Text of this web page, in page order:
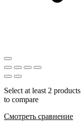
Select at least 2 products
to compare
Смотреть сравнение